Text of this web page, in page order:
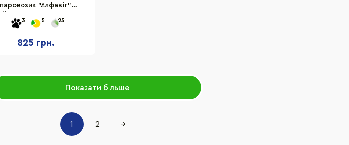
паровозик "Алфавіт"
елементів
3 5 25
825 грн.
Показати більше
1 2 →